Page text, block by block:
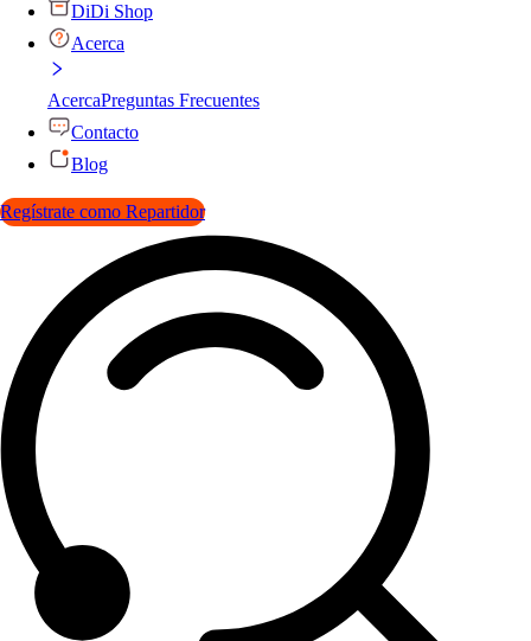
DiDi Shop
Acerca
AcercaPreguntas Frecuentes
Contacto
Blog
Regístrate como Repartidor